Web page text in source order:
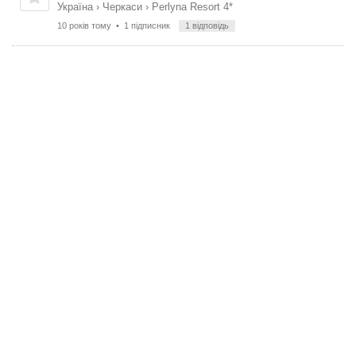
Україна › Черкаси › Perlyna Resort 4*
10 років тому • 1 підписник 1 відповідь